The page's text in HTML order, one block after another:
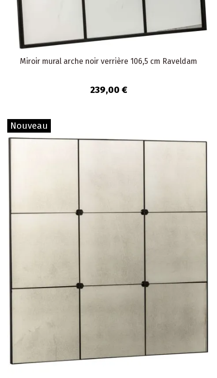
Miroir mural arche noir verrière 106,5 cm Raveldam
239,00 €
Nouveau